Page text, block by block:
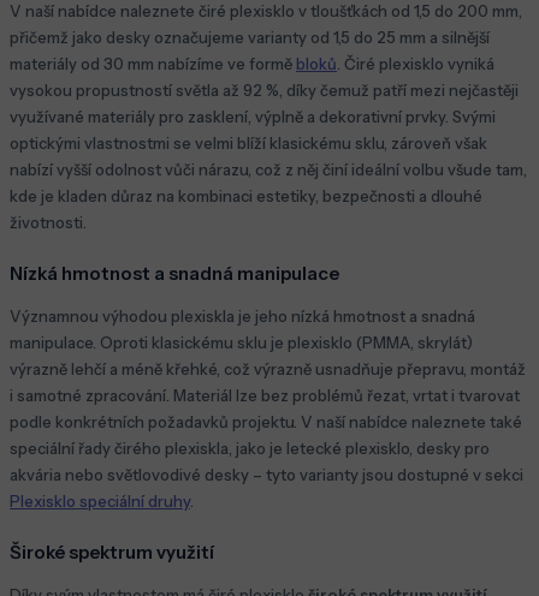
V naší nabídce naleznete čiré plexisklo v tloušťkách od 1,5 do 200 mm,
přičemž jako desky označujeme varianty od 1,5 do 25 mm a silnější
materiály od 30 mm nabízíme ve formě bloků . Čiré plexisklo vyniká
vysokou propustností světla až 92 %, díky čemuž patří mezi nejčastěji
využívané materiály pro zasklení, výplně a dekorativní prvky. Svými
optickými vlastnostmi se velmi blíží klasickému sklu, zároveň však
nabízí vyšší odolnost vůči nárazu, což z něj činí ideální volbu všude tam,
kde je kladen důraz na kombinaci estetiky, bezpečnosti a dlouhé
životnosti.
Nízká hmotnost a snadná manipulace
Významnou výhodou plexiskla je jeho nízká hmotnost a snadná
manipulace. Oproti klasickému sklu je plexisklo (PMMA, skrylát)
výrazně lehčí a méně křehké, což výrazně usnadňuje přepravu, montáž
i samotné zpracování. Materiál lze bez problémů řezat, vrtat i tvarovat
podle konkrétních požadavků projektu. V naší nabídce naleznete také
speciální řady čirého plexiskla, jako je letecké plexisklo, desky pro
akvária nebo světlovodivé desky – tyto varianty jsou dostupné v sekci
Plexisklo speciální druhy.
Široké spektrum využití